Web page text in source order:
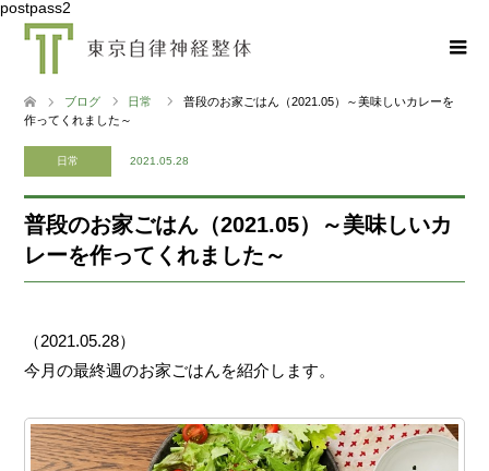
postpass2
ブログ 日常
普段のお家ごはん（2021.05）～美味しいカレーを
作ってくれました～
日常 2021.05.28
普段のお家ごはん（2021.05）～美味しいカ
レーを作ってくれました～
（2021.05.28）
今月の最終週のお家ごはんを紹介します。